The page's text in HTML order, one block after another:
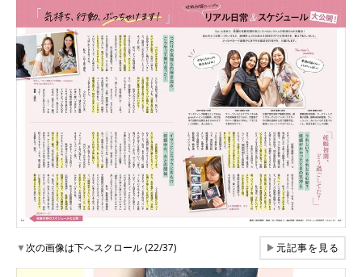
▼次の画像は下へスクロール (22/37) ▶元記事を見る